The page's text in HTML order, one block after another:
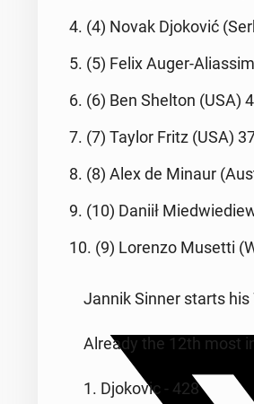
4. (4) Novak Djoković
5. (5) Felix Auger-
6. (6) Ben Shelton (USA)
7. (7) Taylor Fritz (USA)
8. (8) Alex de Minaur
9. (10) Daniił
10. (9) Lorenzo Musetti
Jannik Sinner starts
Already the 12th most
1. Djokovic - 428